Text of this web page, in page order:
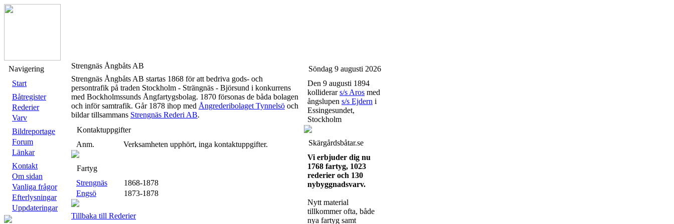
Navigering
Start
Båtregister
Rederier
Varv
Bildreportage
Forum
Länkar
Kontakt
Om sidan
Vanliga frågor
Efterlysningar
Uppdateringar
Strengnäs Ångbåts AB
Strengnäs Ångbåts AB startas 1868 för att bedriva gods- och
persontrafik på traden Stockholm - Strängnäs - Björsund i konkurrens
med Bockholmssunds Ångfartygsbolag. 1870 försonas de båda bolagen
och inför samtrafik. Går 1878 ihop med Ångrederibolaget Tynnelsö och
bildar tillsammans Strengnäs Rederi AB.
Kontaktuppgifter
Anm.
Verksamheten upphört, inga kontaktuppgifter.
Fartyg
Strengnäs
1868-1878
Engsö
1873-1878
Tillbaka till Rederier
Söndag 9 augusti 2026
Den 9 augusti 1894
kolliderars/s Aros med
ångslupen s/s Ejdern i
Essingesundet,
Stockholm
Skärgårdsbåtar.se
Vi erbjuder dig nu
1768 fartyg, 1023
rederier och 130
nybyggnadsvarv.
Nytt material
tillkommer ofta, både
nya fartyg samt